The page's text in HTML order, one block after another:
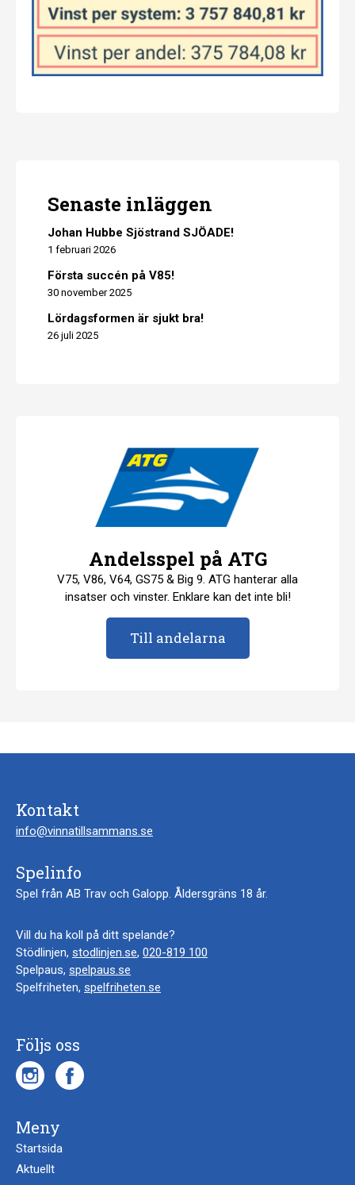
Senaste inläggen
Johan Hubbe Sjöstrand SJÖADE!
1 februari 2026
Första succén på V85!
30 november 2025
Lördagsformen är sjukt bra!
26 juli 2025
Andelsspel på ATG
V75, V86, V64, GS75 & Big 9. ATG hanterar alla
insatser och vinster. Enklare kan det inte bli!
Till andelarna
Kontakt
info@vinnatillsammans.se
Spelinfo
Spel från AB Trav och Galopp. Åldersgräns 18 år.
Vill du ha koll på ditt spelande?
Stödlinjen, stodlinjen.se, 020-819 100
Spelpaus, spelpaus.se
Spelfriheten, spelfriheten.se
Följs oss
Meny
Startsida
Aktuellt